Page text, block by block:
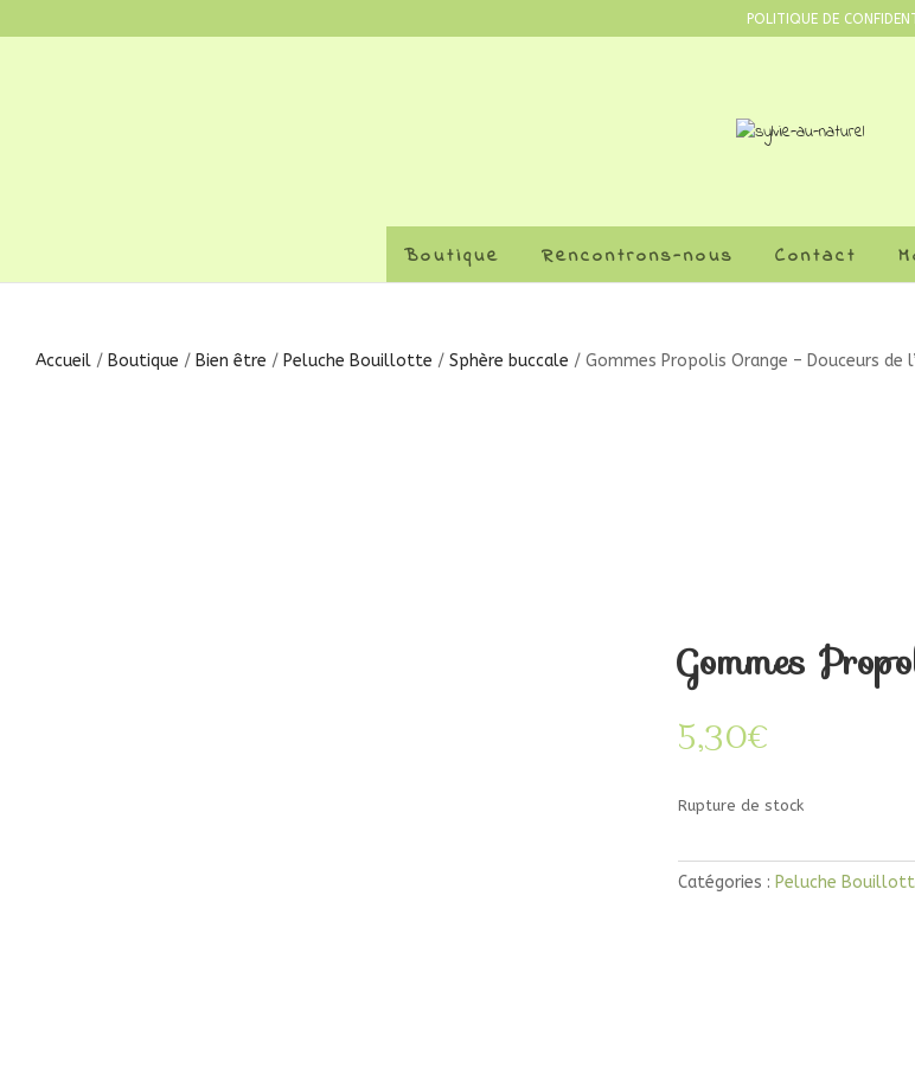
POLITIQUE DE
Boutique Rencontrons-nous Contact
Accueil / Boutique / Bien être / Peluche Bouillotte / Sphère buccale / Gommes Propolis Orange – Douceurs de
Gommes
5,30€
Rupture de stock
Catégories : Peluche